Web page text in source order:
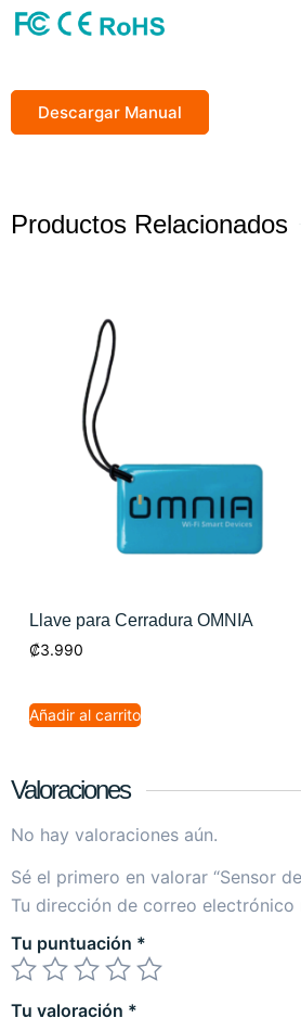
Descargar Manual
Productos Relacionados
Llave para Cerradura OMNIA
₡3.990
Añadir al carrito
Valoraciones
No hay valoraciones aún.
Sé el primero en valorar “Sensor
Tu dirección de correo electrónico
Tu puntuación *
Tu valoración *